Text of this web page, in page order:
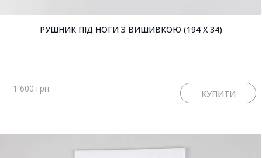
РУШНИК ПІД НОГИ З ВИШИВКОЮ (194 X 34)
1 600 грн.